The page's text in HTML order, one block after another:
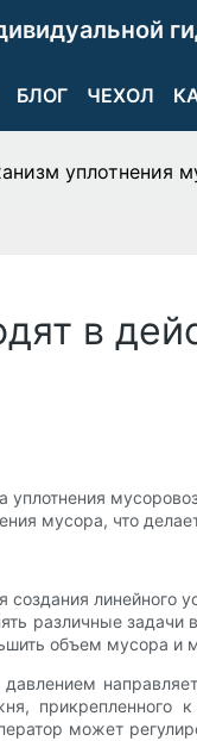
БЛОГ ЧЕХОЛ
уплотнения
в
мусора, что
линейного
различные
объем мусора и
может